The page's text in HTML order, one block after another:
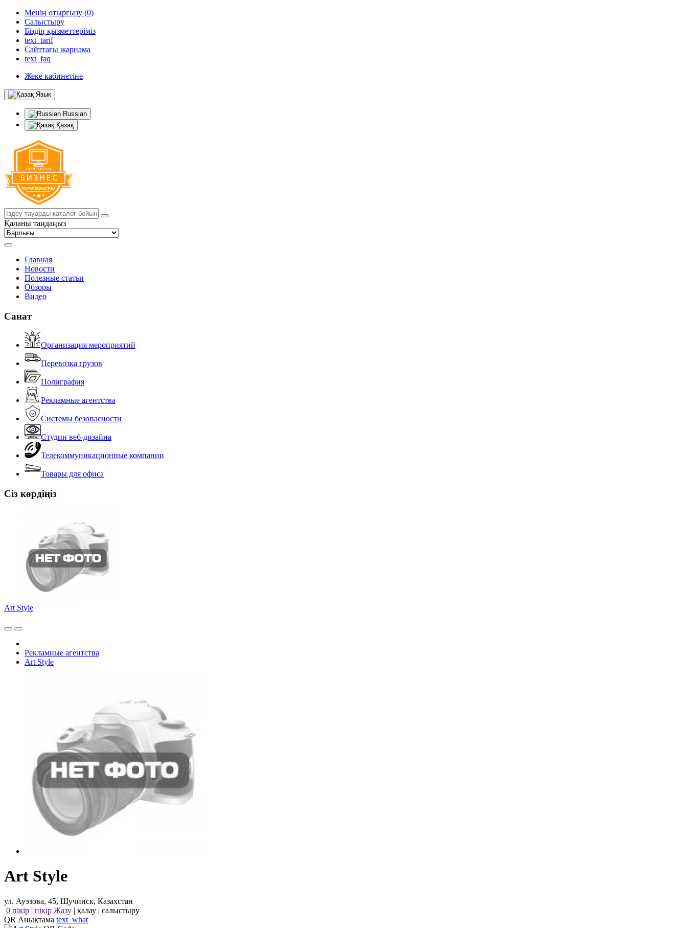
Менің отырғызу (0)
Салыстыру
Біздің қызметтеріміз
text_tarif
Сайттағы жарнама
text_faq
Жеке кабинетіне
Язык
Russian
Қазақ
Қаланы таңдаңыз
Главная
Новости
Полезные статьи
Обзоры
Видео
Санат
Организация мероприятий
Перевозка грузов
Полиграфия
Рекламные агентства
Системы безопасности
Студии веб-дизайна
Телекоммуникационные компании
Товары для офиса
Сіз көрдіңіз
Art Style
Рекламные агентства
Art Style
Art Style
ул. Ауэзова, 45, Щучинск, Казахстан
0 пікір | пікір Жазу | қалау | салыстыру
QR Анықтама text_what